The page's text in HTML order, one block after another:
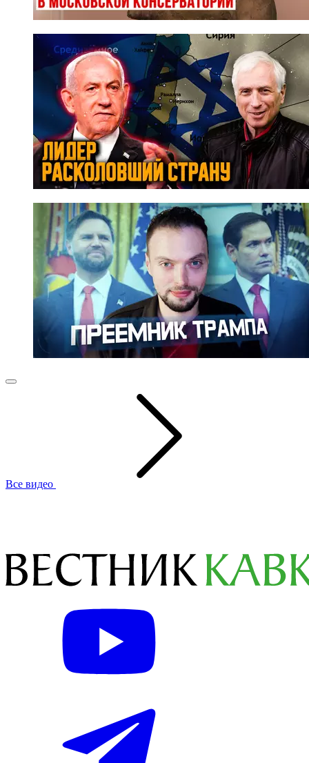
Все видео